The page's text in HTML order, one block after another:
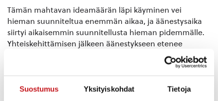
Suostumus Yksityiskohdat Tietoja
Tämän mahtavan ideamäärän läpi käyminen vei
hieman suunniteltua enemmän aikaa, ja äänestysaika
siirtyi aikaisemmin suunnitellusta hieman pidemmälle.
Yhteiskehittämisen jälkeen äänestykseen etenee
seitsemän ideaa, josta kuntalaiset voivat äänestää
Äänestysaika 8.2.2023 klo 15 – 24.2.2023 klo 15 saakka